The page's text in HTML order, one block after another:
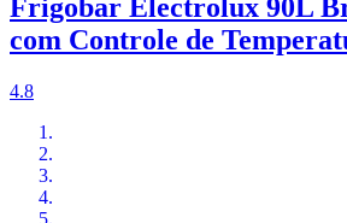
Frigobar Electrolux 90L
com Controle de
4.8